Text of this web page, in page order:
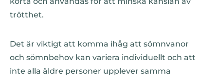
trötthet.
Det är viktigt att komma ihåg att sömnvanor
och sömnbehov kan variera individuellt och att
inte alla äldre personer upplever samma